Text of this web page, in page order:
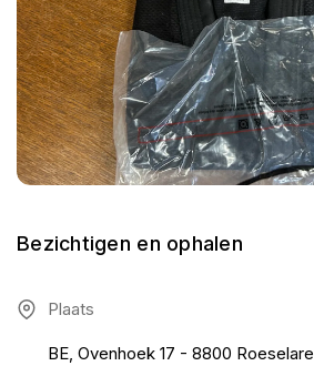
Bezichtigen en ophalen
Plaats
BE, Ovenhoek 17 - 8800 Roeselare